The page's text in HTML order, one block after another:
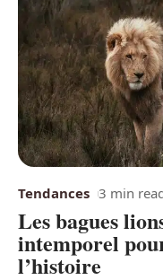
Tendances 3 min
Les bagues
intemporel
l’histoire